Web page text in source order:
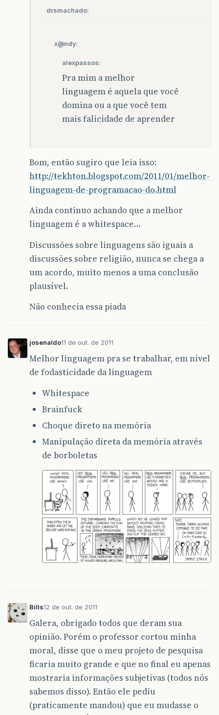
drsmachado:
x@ndy:
alexpassos:
Pra mim a melhor
linguagem é aquela que você
domina ou a que você tem
mais falicidade de aprender
Bom, então sugiro que leia isso:
http://tekhton.blogspot.com/2011/01/melhor-
linguagem-de-programacao-do.html
Ainda continuo achando que a melhor
linguagem é a whitespace…
Discussões sobre linguagens são iguais a
discussões sobre religião, nunca se chega a
um acordo, muito menos a uma conclusão
plausível.
Não conhecia essa piada
josenaldo11 de out. de 2011
Melhor linguagem pra se trabalhar, em nível
de fodasticidade da linguagem
Whitespace
Brainfuck
Choque direto na memória
Manipulação direta da memória através
de borboletas
Bills12 de out. de 2011
Galera, obrigado todos que deram sua
opinião. Porém o professor cortou minha
moral, disse que o meu projeto de pesquisa
ficaria muito grande e que no final eu apenas
mostraria informações subjetivas (todos nós
sabemos disso). Então ele pediu
(praticamente mandou) que eu mudasse o